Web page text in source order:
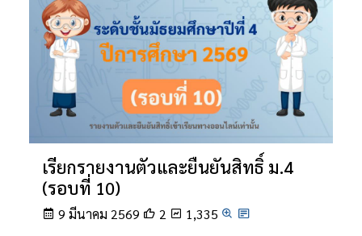
เรียกรายงานตัวและยืนยันสิทธิ์ ม.4
(รอบที่ 10)
9 มีนาคม 2569 2 1,335